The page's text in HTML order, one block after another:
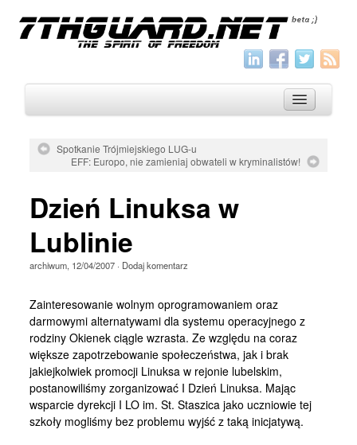
Archiwum
Aktualności
Krótkie
Jak pisać
Kontakt
Spotkanie Trójmiejskiego LUG-u
EFF: Europo, nie zamieniaj obwateli w kryminalistów!
Dzień Linuksa w
Lublinie
archiwum, 12/04/2007· Dodaj komentarz
Zainteresowanie wolnym oprogramowaniem oraz
darmowymi alternatywami dla systemu operacyjnego z
rodziny Okienek ciągle wzrasta. Ze względu na coraz
większe zapotrzebowanie społeczeństwa, jak i brak
jakiejkolwiek promocji Linuksa w rejonie lubelskim,
postanowiliśmy zorganizować I Dzień Linuksa. Mając
wsparcie dyrekcji I LO im. St. Staszica jako uczniowie tej
szkoły mogliśmy bez problemu wyjść z taką inicjatywą.